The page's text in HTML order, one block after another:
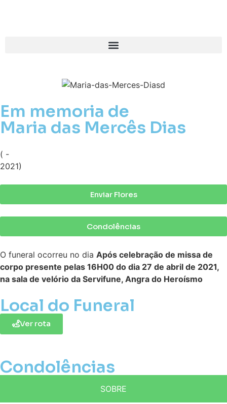
Em memoria de
Maria das Mercês Dias
( -
2021)
Enviar Flores
Condolências
O funeral ocorreu no dia Após celebração de missa de
corpo presente pelas 16H00 do dia 27 de abril de 2021,
na sala de velório da Servifune, Angra do Heroísmo
Local do Funeral
Ver rota
Condolências
SOBRE